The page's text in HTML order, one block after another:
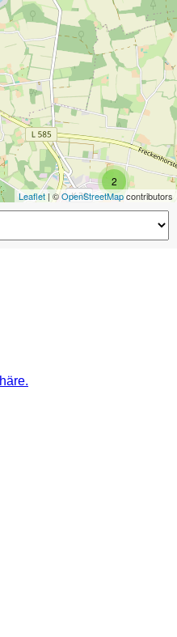
2
Leaflet| ©OpenStreetMapcontributors